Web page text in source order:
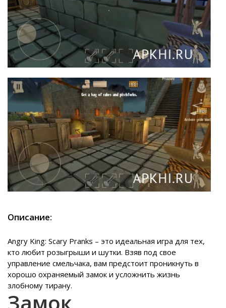
Описание:
Angry King: Scary Pranks – это идеальная игра для тех,
кто любит розыгрыши и шутки. Взяв под свое
управление смельчака, вам предстоит проникнуть в
хорошо охраняемый замок и усложнить жизнь
злобному тирану.